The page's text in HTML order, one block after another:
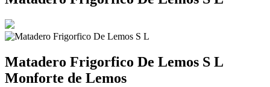
Matadero Frigorfico De Lemos S L
Monforte de Lemos